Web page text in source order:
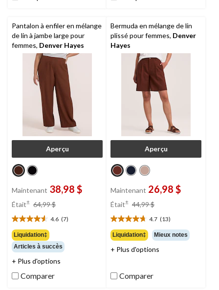
Pantalon à enfiler en mélange
de lin à jambe large pour
femmes, Denver Hayes
Aperçu
Maintenant 38,98 $
Était± 64,99 $
64,99 $
4.6 (7)
4.6
étoile(s)
sur
5.
7
Liquidation‡
Articles à succès
+ Plus d'options
Comparer
Bermuda en mélange de lin
plissé pour femmes, Denver
Hayes
Aperçu
Maintenant 26,98 $
Était± 44,99 $
44,99 $
4.7 (13)
4.7
étoile(s)
sur
5.
Liquidation‡ Mieux notes
+ Plus d'options
Comparer